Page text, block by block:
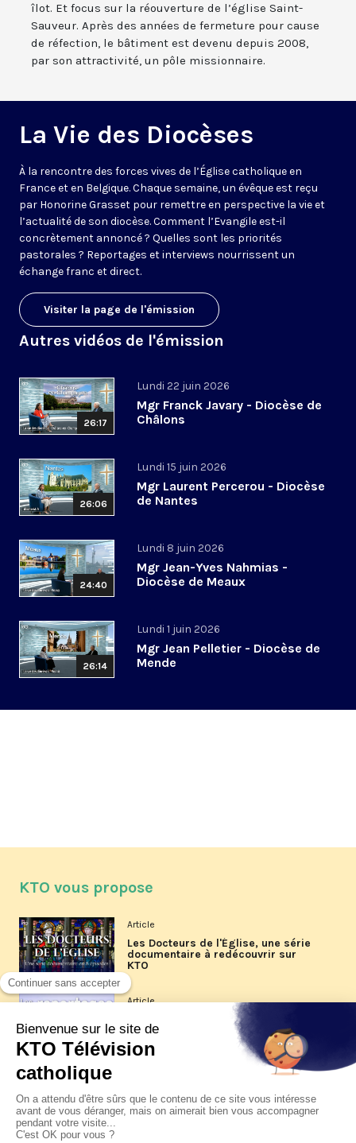
îlot. Et focus sur la réouverture de l’église Saint-
Sauveur. Après des années de fermeture pour cause
de réfection, le bâtiment est devenu depuis 2008,
par son attractivité, un pôle missionnaire.
La Vie des Diocèses
À la rencontre des forces vives de l’Église catholique en
France et en Belgique. Chaque semaine, un évêque est reçu
par Honorine Grasset pour remettre en perspective la vie et
l’actualité de son diocèse. Comment l’Evangile est-il
concrètement annoncé ? Quelles sont les priorités
pastorales ? Reportages et interviews nourrissent un
échange franc et direct.
Visiter la page de l'émission
Autres vidéos de l'émission
26:17
Lundi 22 juin 2026
Mgr Franck Javary - Diocèse de
Châlons
26:06
Lundi 15 juin 2026
Mgr Laurent Percerou - Diocèse
de Nantes
24:40
Lundi 8 juin 2026
Mgr Jean-Yves Nahmias -
Diocèse de Meaux
26:14
Lundi 1 juin 2026
Mgr Jean Pelletier - Diocèse de
Mende
KTO vous propose
Article
Les Docteurs de l'Église, une série
documentaire à redécouvrir sur
KTO
Article
Les reportages d'été 2026 de KTO
La visite pastorale du pape Léon
XIV à Assise à suivre sur KTO le
jeudi 6 août